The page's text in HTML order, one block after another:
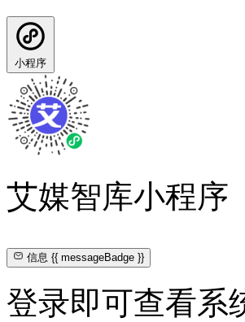
小程序
艾媒智库小程序
信息{{ messageBadge }}
登录即可查看系